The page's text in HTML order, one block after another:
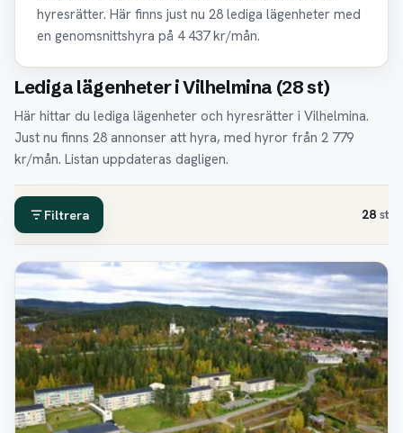
hyresrätter. Här finns just nu 28 lediga lägenheter med
en genomsnittshyra på 4 437 kr/mån.
Lediga lägenheter i Vilhelmina (28 st)
Här hittar du lediga lägenheter och hyresrätter i Vilhelmina.
Just nu finns 28 annonser att hyra, med hyror från 2 779
kr/mån. Listan uppdateras dagligen.
Filtrera 28 st